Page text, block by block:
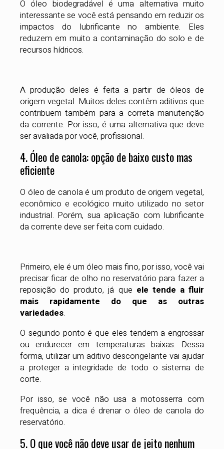
O óleo biodegradável é uma alternativa muito
interessante se você está pensando em reduzir os
impactos do lubrificante no ambiente. Eles
reduzem em muito a contaminação do solo e de
recursos hídricos.
A produção deles é feita a partir de óleos de
origem vegetal. Muitos deles contêm aditivos que
contribuem também para a correta manutenção
da corrente. Por isso, é uma alternativa que deve
ser avaliada por você, profissional.
4. Óleo de canola: opção de baixo custo mas
eficiente
O óleo de canola é um produto de origem vegetal,
econômico e ecológico muito utilizado no setor
industrial. Porém, sua aplicação com lubrificante
da corrente deve ser feita com cuidado.
Primeiro, ele é um óleo mais fino, por isso, você vai
precisar ficar de olho no reservatório para fazer a
reposição do produto, já que ele tende a fluir
mais rapidamente do que as outras
variedades.
O segundo ponto é que eles tendem a engrossar
ou endurecer em temperaturas baixas. Dessa
forma, utilizar um aditivo descongelante vai ajudar
a proteger a integridade de todo o sistema de
corte.
Por isso, se você não usa a motosserra com
frequência, a dica é drenar o óleo de canola do
reservatório.
5. O que você não deve usar de jeito nenhum